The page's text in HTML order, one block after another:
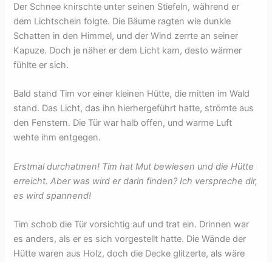
Der Schnee knirschte unter seinen Stiefeln, während er
dem Lichtschein folgte. Die Bäume ragten wie dunkle
Schatten in den Himmel, und der Wind zerrte an seiner
Kapuze. Doch je näher er dem Licht kam, desto wärmer
fühlte er sich.
Bald stand Tim vor einer kleinen Hütte, die mitten im Wald
stand. Das Licht, das ihn hierhergeführt hatte, strömte aus
den Fenstern. Die Tür war halb offen, und warme Luft
wehte ihm entgegen.
Erstmal durchatmen! Tim hat Mut bewiesen und die Hütte
erreicht. Aber was wird er darin finden? Ich verspreche dir,
es wird spannend!
Tim schob die Tür vorsichtig auf und trat ein. Drinnen war
es anders, als er es sich vorgestellt hatte. Die Wände der
Hütte waren aus Holz, doch die Decke glitzerte, als wäre